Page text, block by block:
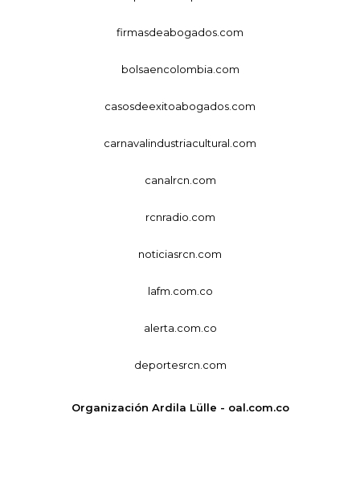
firmasdeabogados.com
bolsaencolombia.com
casosdeexitoabogados.com
carnavalindustriacultural.com
canalrcn.com
rcnradio.com
noticiasrcn.com
lafm.com.co
alerta.com.co
deportesrcn.com
Organización Ardila Lülle - oal.com.co